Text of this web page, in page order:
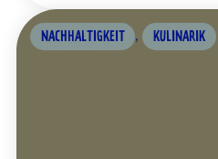
NACHHALTIGKEIT , KULINARIK